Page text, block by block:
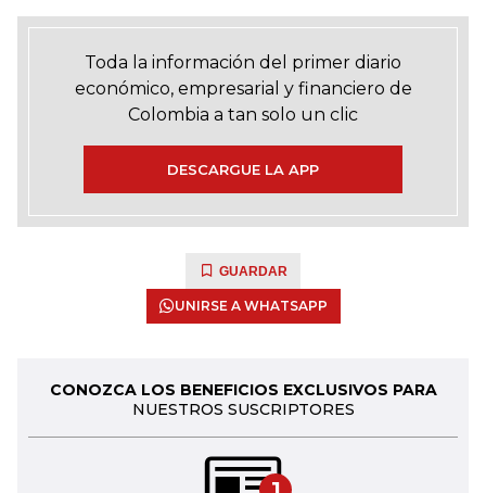
Toda la información del primer diario
económico, empresarial y financiero de
Colombia a tan solo un clic
DESCARGUE LA APP
GUARDAR
UNIRSE A WHATSAPP
CONOZCA LOS BENEFICIOS EXCLUSIVOS PARA
NUESTROS SUSCRIPTORES